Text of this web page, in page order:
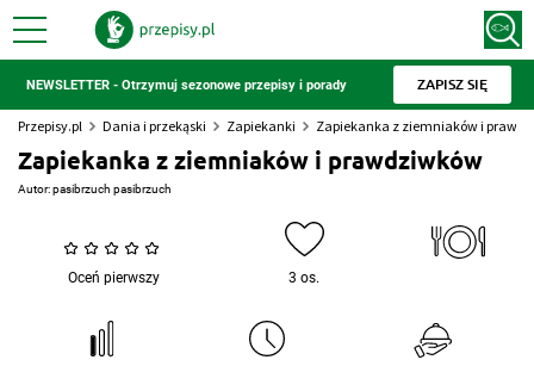
NEWSLETTER - Otrzymuj sezonowe przepisy i porady ZAPISZ SIĘ
Przepisy.pl Dania i przekąski Zapiekanki Zapiekanka z ziemniaków i
Zapiekanka z ziemniaków i prawdziwków
Autor:pasibrzuch pasibrzuch
Oceń pierwszy 3 os.